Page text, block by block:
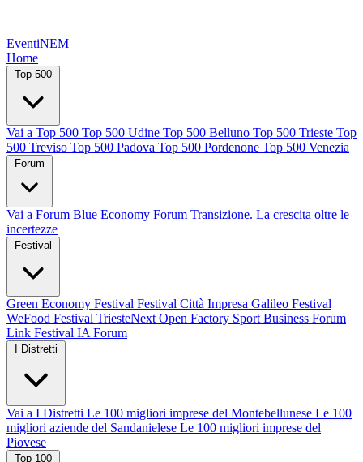
EventiNEM
Home
Top 500
Vai a Top 500 Top 500 Udine Top 500 Belluno Top 500 Trieste Top
500 Treviso Top 500 Padova Top 500 Pordenone Top 500 Venezia
Forum
Vai a Forum Blue Economy Forum Transizione. La crescita oltre le
incertezze
Festival
Green Economy Festival Festival Città Impresa Galileo Festival
WeFood Festival TriesteNext Open Factory Sport Business Forum
Link Festival IA Forum
I Distretti
Vai a I Distretti Le 100 migliori imprese del Montebellunese Le 100
migliori aziende del Sandanielese Le 100 migliori imprese del
Piovese
Top 100